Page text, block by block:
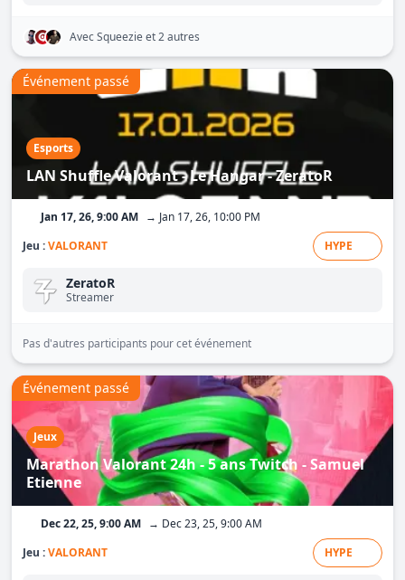
Avec Squeezieet 2 autres
Esports
LAN Shuffle Valorant - Le Hangar - ZeratoR
Événement passé
Jan 17, 26, 9:00 AM → Jan 17, 26, 10:00 PM
Jeu :VALORANT HYPE
ZeratoR
Streamer
Pas d'autres participants pour cet événement
Jeux
Marathon Valorant 24h - 5 ans Twitch - Samuel
Etienne
Événement passé
Dec 22, 25, 9:00 AM → Dec 23, 25, 9:00 AM
Jeu :VALORANT HYPE